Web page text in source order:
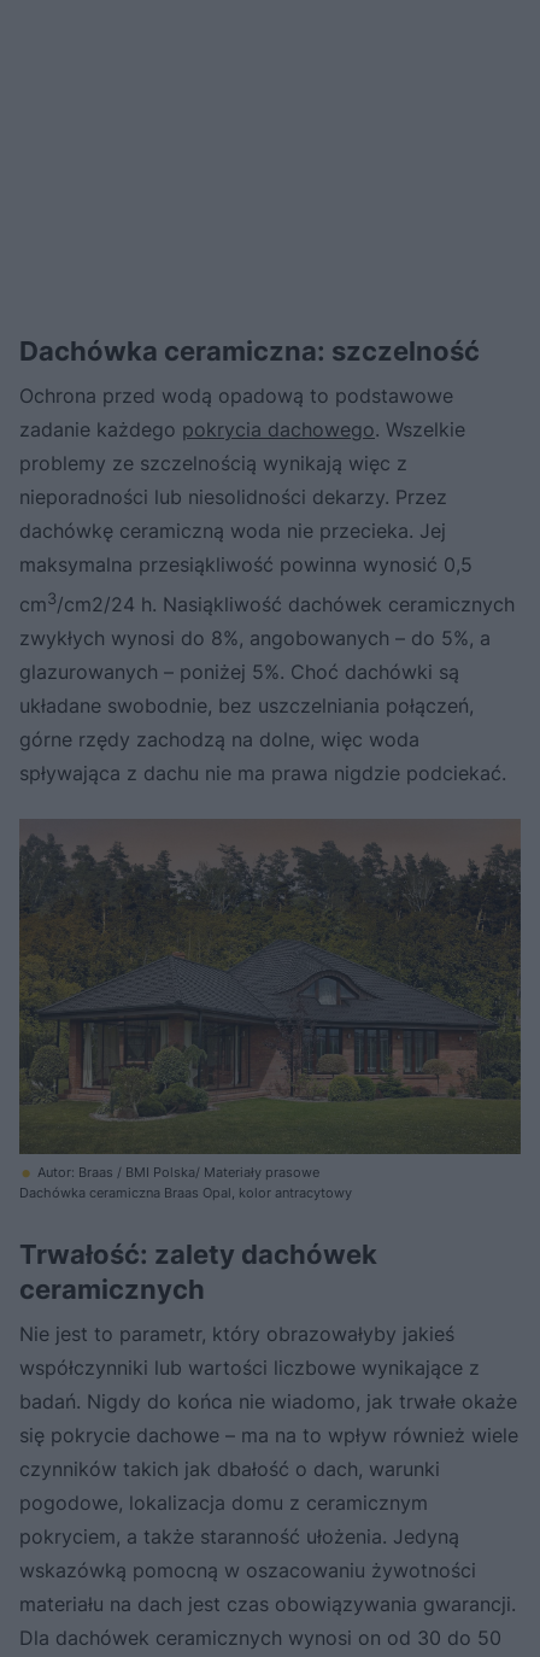
Dachówka ceramiczna: szczelność
Ochrona przed wodą opadową to podstawowe
zadanie każdego pokrycia dachowego. Wszelkie
problemy ze szczelnością wynikają więc z
nieporadności lub niesolidności dekarzy. Przez
dachówkę ceramiczną woda nie przecieka. Jej
maksymalna przesiąkliwość powinna wynosić 0,5
cm3/cm2/24 h. Nasiąkliwość dachówek ceramicznych
zwykłych wynosi do 8%, angobowanych – do 5%, a
glazurowanych – poniżej 5%. Choć dachówki są
układane swobodnie, bez uszczelniania połączeń,
górne rzędy zachodzą na dolne, więc woda
spływająca z dachu nie ma prawa nigdzie podciekać.
Autor: Braas / BMI Polska/ Materiały prasowe
Dachówka ceramiczna Braas Opal, kolor antracytowy
Trwałość: zalety dachówek
ceramicznych
Nie jest to parametr, który obrazowałyby jakieś
współczynniki lub wartości liczbowe wynikające z
badań. Nigdy do końca nie wiadomo, jak trwałe okaże
się pokrycie dachowe – ma na to wpływ również wiele
czynników takich jak dbałość o dach, warunki
pogodowe, lokalizacja domu z ceramicznym
pokryciem, a także staranność ułożenia. Jedyną
wskazówką pomocną w oszacowaniu żywotności
materiału na dach jest czas obowiązywania gwarancji.
Dla dachówek ceramicznych wynosi on od 30 do 50